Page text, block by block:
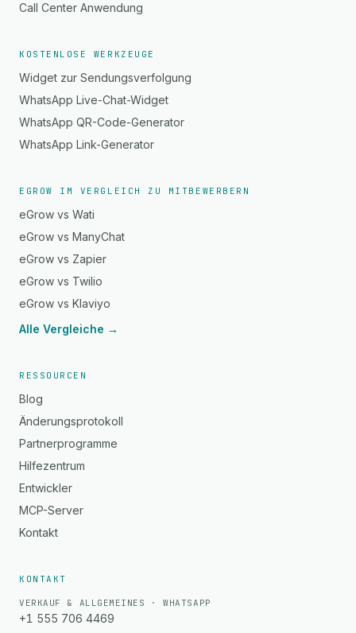
Call Center Anwendung
KOSTENLOSE WERKZEUGE
Widget zur Sendungsverfolgung
WhatsApp Live-Chat-Widget
WhatsApp QR-Code-Generator
WhatsApp Link-Generator
EGROW IM VERGLEICH ZU MITBEWERBERN
eGrow vs Wati
eGrow vs ManyChat
eGrow vs Zapier
eGrow vs Twilio
eGrow vs Klaviyo
Alle Vergleiche →
RESSOURCEN
Blog
Änderungsprotokoll
Partnerprogramme
Hilfezentrum
Entwickler
MCP-Server
Kontakt
KONTAKT
VERKAUF & ALLGEMEINES · WHATSAPP
+1 555 706 4469